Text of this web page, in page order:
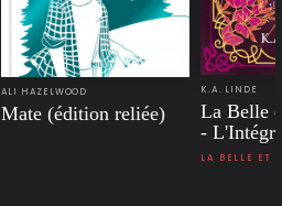
ALI HAZELWOOD
Mate (édition reliée)
K.A. LINDE
La Belle
-
LA BELLE ET